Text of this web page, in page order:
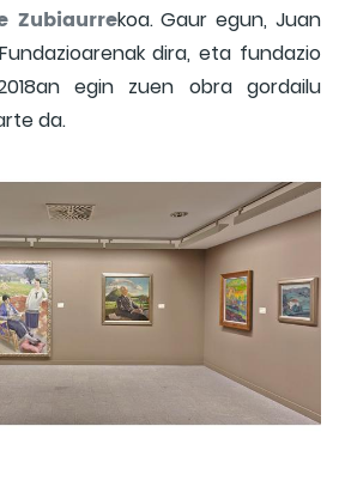
Zubiaurrekoa. Gaur egun, Juan
dira, eta fundazio
egin zuen obra gordailu
da.